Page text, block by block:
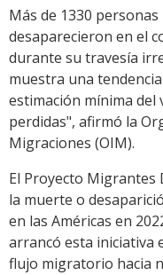
Más de 1330
desaparecieron en el
durante su travesía
muestra una
estimación mínima del
perdidas", afirmó la
Migraciones (OIM).
El Proyecto Migrantes
la muerte o
en las Américas en
arrancó esta iniciativa
flujo migratorio hacia